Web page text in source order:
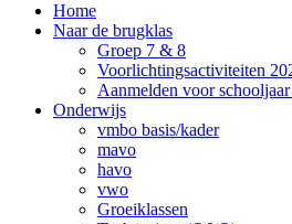
Home
Naar de brugklas
Groep 7 & 8
Voorlichtingsactiviteiten
Aanmelden voor
Onderwijs
vmbo basis/kader
mavo
havo
vwo
Groeiklassen